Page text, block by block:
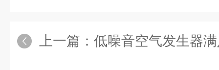
上一篇： 低噪音空气发生器满足